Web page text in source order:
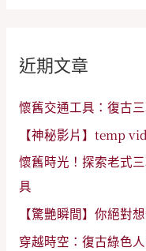
字
近期文章
懷舊交通工具：復古
【神秘影片】temp
懷舊時光！探索老式
具
【驚艷瞬間】你絕對
穿越時空：復古綠色